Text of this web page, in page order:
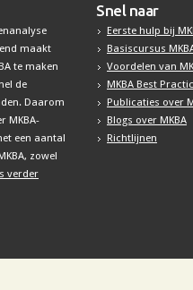
maakt
te maken
de
Daarom
MKBA-
een aantal
zowel
verder
Snel naar
Eerste hulp bij
Basiscursus
Voordelen van
MKBA Best
Publicaties over
Blogs over MKBA
Richtlijnen